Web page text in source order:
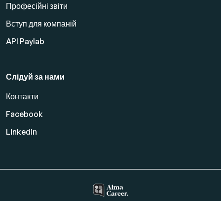
Професійні звіти
Вступ для компаній
API Paylab
Слідуй за нами
Контакти
Facebook
Linkedin